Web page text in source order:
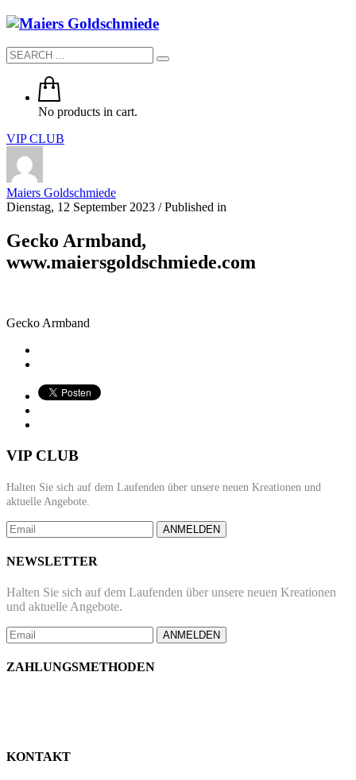
No products in cart.
VIP CLUB
Maiers Goldschmiede
Dienstag, 12 September 2023 /Published in
Gecko Armband,
www.maiersgoldschmiede.com
Gecko Armband
VIP CLUB
Halten Sie sich auf dem Laufenden über unsere neuen Kreationen und
aktuelle Angebote.
ANMELDEN
NEWSLETTER
Halten Sie sich auf dem Laufenden über unsere neuen Kreationen
und aktuelle Angebote.
ANMELDEN
ZAHLUNGSMETHODEN
KONTAKT